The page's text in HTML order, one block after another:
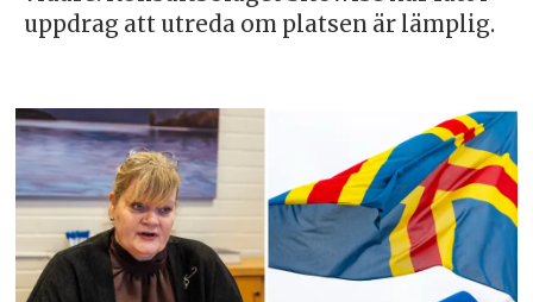
uppdrag att utreda om platsen är lämplig.